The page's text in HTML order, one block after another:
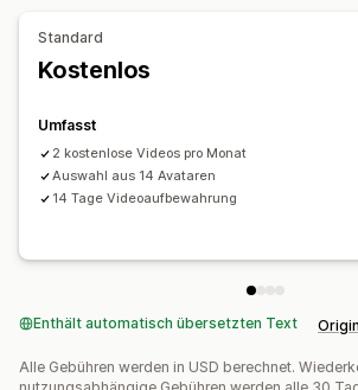
Influencer:innen und Affiliates
Standard
Kostenlos
Umfasst
2 kostenlose Videos pro Monat
Auswahl aus 14 Avataren
14 Tage Videoaufbewahrung
Enthält automatisch übersetzten Text
Alle Gebühren werden in USD berechnet.